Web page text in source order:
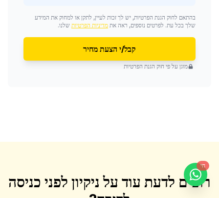
בהתאם לחוק הגנת הפרטיות, יש לך זכות לעיין, לתקן או למחוק את המידע
שלך בכל עת. לפרטים נוספים, ראה את מדיניות הפרטיות שלנו.
קבל/י הצעת מחיר
מוגן על פי חוק הגנת הפרטיות
רוצים לדעת עוד על ניקיון לפני כניסה
חי